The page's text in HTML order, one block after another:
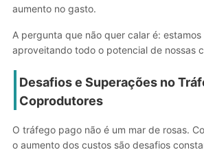
aumento no gasto.
A pergunta que não quer calar é: estamos
aproveitando todo o potencial de nossas
Desafios e Superações no
Coprodutores
O tráfego pago não é um mar de rosas.
o aumento dos custos são desafios